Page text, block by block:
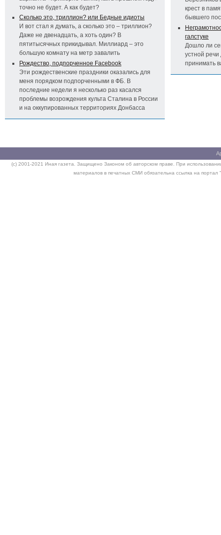
точно не будет. А как будет?
Сколько это, триллион? или Бедные идиоты
И вот стал я думать, а сколько это – триллион?
Даже не двенадцать, а хоть один? В
пятитысячных прикидывал. Миллиард – это
большую комнату на метр завалить
Рождество, подпорченное Facebook
Эти рождественские праздники оказались для
меня порядком подпорченными в ФБ. В
последние недели я несколько раз касался
проблемы возрождения культа Сталина в России
и на оккупированных территориях Донбасса
крест в
бывшего
галстуке
Дошло ли
устной речи
принимать
(c) 2001-2021 Иная газета. Защищено Законом об авторском праве. При
материалов в печатных СМИ обязательна ссылка на